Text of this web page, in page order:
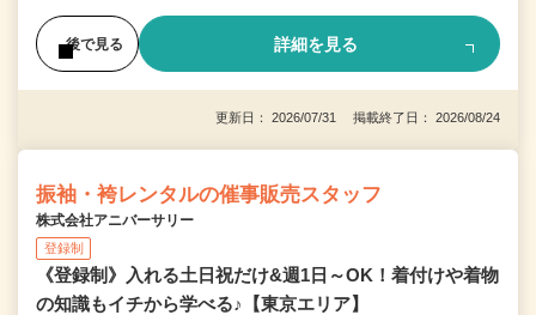
後で見る 詳細を見る
更新日： 2026/07/31 掲載終了日： 2026/08/24
振袖・袴レンタルの催事販売スタッフ
株式会社アニバーサリー
登録制
《登録制》入れる土日祝だけ&週1日～OK！着付けや着物
の知識もイチから学べる♪【東京エリア】